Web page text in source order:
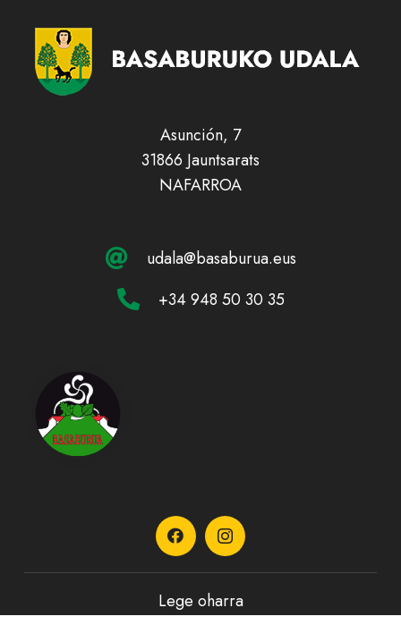
Asunción, 7
31866 Jauntsarats
NAFARROA
udala@basaburua.eus
+34 948 50 30 35
Lege oharra